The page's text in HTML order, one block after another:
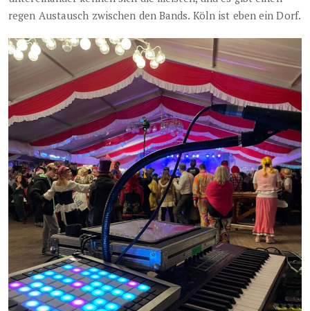
regen Austausch zwischen den Bands. Köln ist eben ein Dorf.